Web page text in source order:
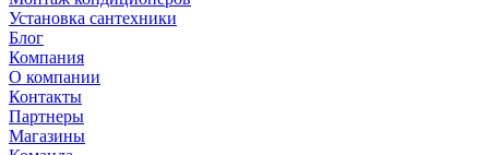
Установка сантехники
Блог
Компания
О компании
Контакты
Партнеры
Магазины